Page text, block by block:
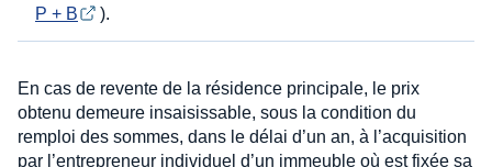
P + B
).
En cas de revente de la résidence principale, le prix
obtenu demeure insaisissable, sous la condition du
remploi des sommes, dans le délai d’un an, à l’acquisition
par l’entrepreneur individuel d’un immeuble où est fixée sa